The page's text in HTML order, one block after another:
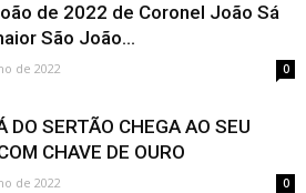
de 2022 de Coronel João Sá
São João...
de 2022 0
DO SERTÃO CHEGA AO SEU
CHAVE DE OURO
de 2022 0